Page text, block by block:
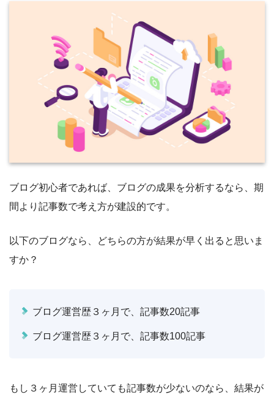
ブログ初心者であれば、ブログの成果を分析するなら、期
間より記事数で考え方が建設的です。
以下のブログなら、どちらの方が結果が早く出ると思いま
すか？
ブログ運営歴３ヶ月で、記事数20記事
ブログ運営歴３ヶ月で、記事数100記事
もし３ヶ月運営していても記事数が少ないのなら、結果が